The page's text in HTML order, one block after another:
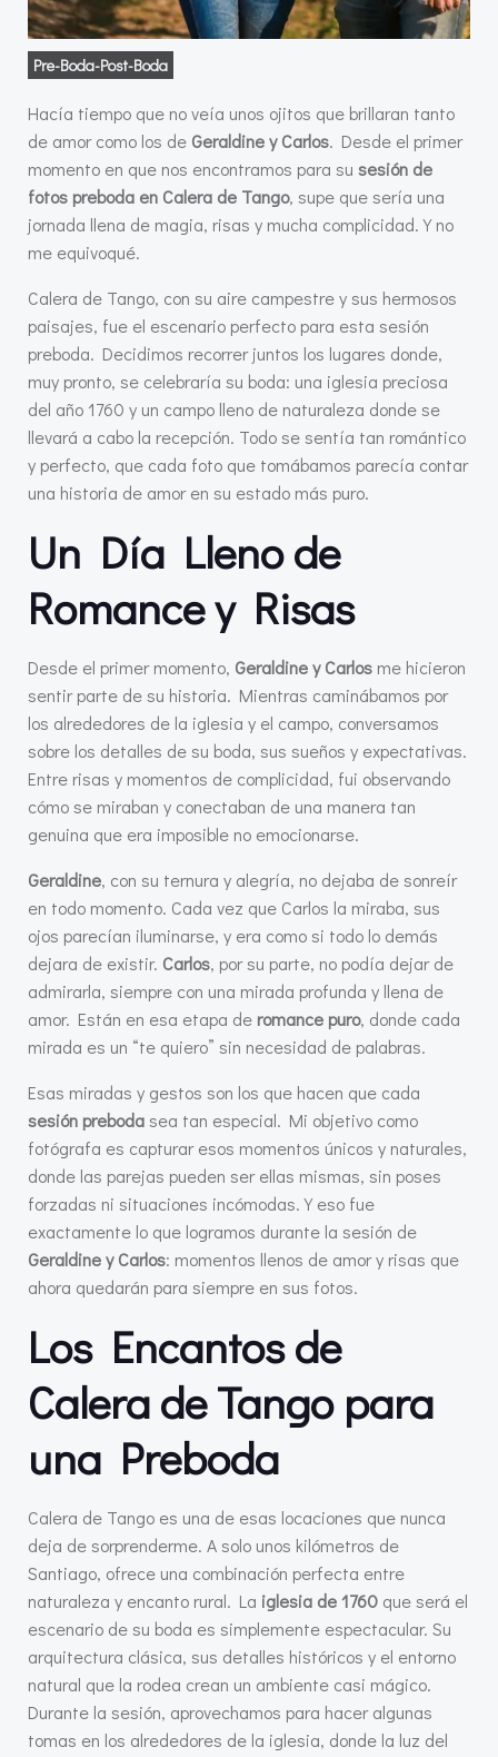
Pre-Boda-Post-Boda
Hacía tiempo que no veía unos ojitos que brillaran tanto
de amor como los de Geraldine y Carlos. Desde el primer
momento en que nos encontramos para su sesión de
fotos preboda en Calera de Tango, supe que sería una
jornada llena de magia, risas y mucha complicidad. Y no
me equivoqué.
Calera de Tango, con su aire campestre y sus hermosos
paisajes, fue el escenario perfecto para esta sesión
preboda. Decidimos recorrer juntos los lugares donde,
muy pronto, se celebraría su boda: una iglesia preciosa
del año 1760 y un campo lleno de naturaleza donde se
llevará a cabo la recepción. Todo se sentía tan romántico
y perfecto, que cada foto que tomábamos parecía contar
una historia de amor en su estado más puro.
Un Día Lleno de
Romance y Risas
Desde el primer momento, Geraldine y Carlos me hicieron
sentir parte de su historia. Mientras caminábamos por
los alrededores de la iglesia y el campo, conversamos
sobre los detalles de su boda, sus sueños y expectativas.
Entre risas y momentos de complicidad, fui observando
cómo se miraban y conectaban de una manera tan
genuina que era imposible no emocionarse.
Geraldine, con su ternura y alegría, no dejaba de sonreír
en todo momento. Cada vez que Carlos la miraba, sus
ojos parecían iluminarse, y era como si todo lo demás
dejara de existir. Carlos, por su parte, no podía dejar de
admirarla, siempre con una mirada profunda y llena de
amor. Están en esa etapa de romance puro, donde cada
mirada es un “te quiero” sin necesidad de palabras.
Esas miradas y gestos son los que hacen que cada
sesión prebodasea tan especial. Mi objetivo como
fotógrafa es capturar esos momentos únicos y naturales,
donde las parejas pueden ser ellas mismas, sin poses
forzadas ni situaciones incómodas. Y eso fue
exactamente lo que logramos durante la sesión de
Geraldine y Carlos: momentos llenos de amor y risas que
ahora quedarán para siempre en sus fotos.
Los Encantos de
Calera de Tango para
una Preboda
Calera de Tango es una de esas locaciones que nunca
deja de sorprenderme. A solo unos kilómetros de
Santiago, ofrece una combinación perfecta entre
naturaleza y encanto rural. La iglesia de 1760 que será el
escenario de su boda es simplemente espectacular. Su
arquitectura clásica, sus detalles históricos y el entorno
natural que la rodea crean un ambiente casi mágico.
Durante la sesión, aprovechamos para hacer algunas
tomas en los alrededores de la iglesia, donde la luz del